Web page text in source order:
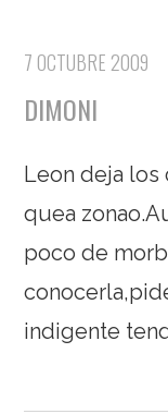
7 OCTUBRE 2009
DIMONI
Leon deja los
quea
poco de
indigente